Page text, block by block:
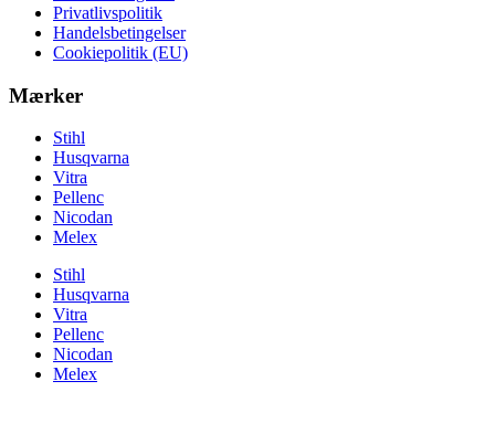
Privatlivspolitik
Handelsbetingelser
Cookiepolitik (EU)
Mærker
Stihl
Husqvarna
Vitra
Pellenc
Nicodan
Melex
Stihl
Husqvarna
Vitra
Pellenc
Nicodan
Melex